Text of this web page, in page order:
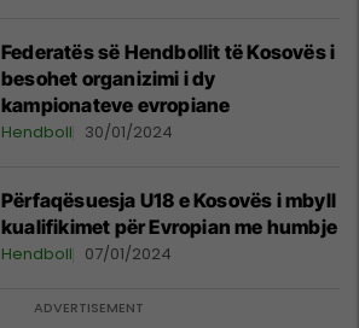
Federatës së Hendbollit të Kosovës i
besohet organizimi i dy
kampionateve evropiane
Hendboll 30/01/2024
Përfaqësuesja U18 e Kosovës i mbyll
kualifikimet për Evropian me humbje
Hendboll 07/01/2024